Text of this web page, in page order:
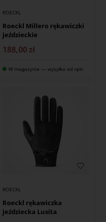
ROECKL
Roeckl Millero rękawiczki
jeździeckie
188,00 zł
W magazynie — wysyłka od ręki
ROECKL
Roeckl rękawiczka
jeździecka Lusita